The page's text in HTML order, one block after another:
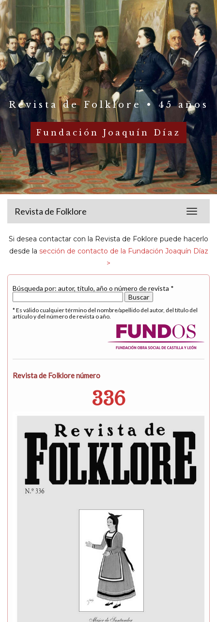
Revista de Folklore • 45 años
Fundación Joaquín Díaz
Toggle
Revista de Folklore
Si desea contactar con la Revista de Foklore puede hacerlo
desde la sección de contacto de la Fundación Joaquín Díaz
>
Búsqueda por: autor, título, año o número de revista *
* Es válido cualquier término del nombre/apellido del autor, del título del
artículo y del número de revista o año.
Revista de Folklore número
336